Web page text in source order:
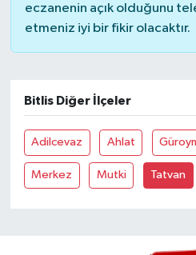
eczanenin açık olduğunu
etmeniz iyi bir fikir olacaktır.
Bitlis Diğer İlçeler
Adilcevaz Ahlat
Merkez Mutki Tatvan